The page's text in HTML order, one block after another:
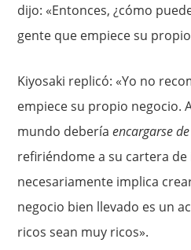
dijo: «Entonces, ¿cómo
gente que empiece su
Kiyosaki replicó: «Yo no
empiece su propio negocio.
mundo deberíaencargarse
refiriéndome a su cartera de
necesariamente implica
negocio bien llevado es un
ricos sean muy ricos».